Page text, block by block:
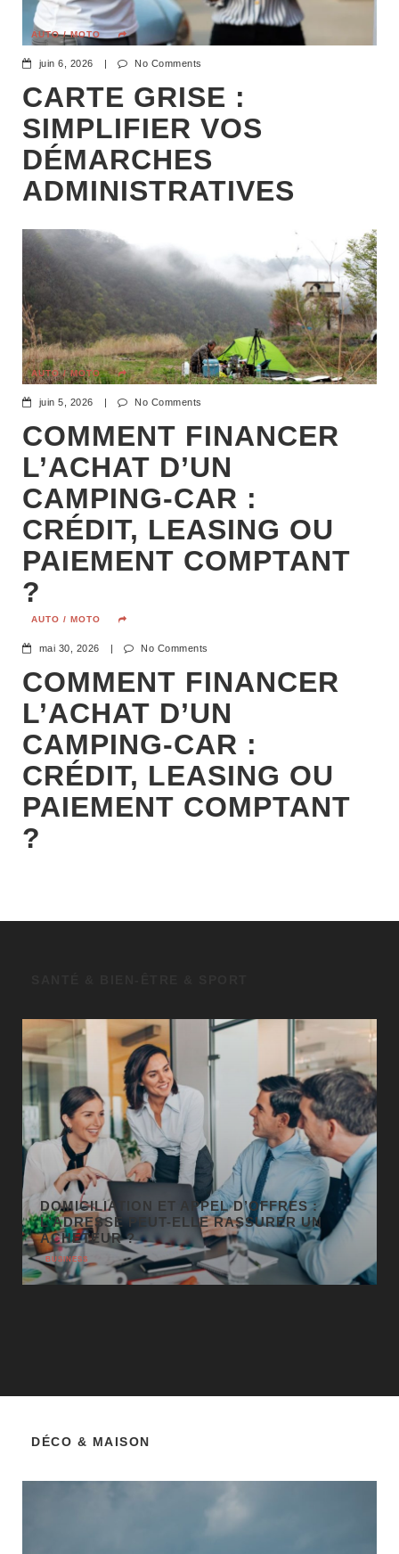
AUTO / MOTO
juin 6, 2026 | No Comments
CARTE GRISE :
SIMPLIFIER VOS
DÉMARCHES
ADMINISTRATIVES
AUTO / MOTO
juin 5, 2026 | No Comments
COMMENT FINANCER
L’ACHAT D’UN
CAMPING-CAR :
CRÉDIT, LEASING OU
PAIEMENT COMPTANT
?
AUTO / MOTO
mai 30, 2026 | No Comments
COMMENT FINANCER
L’ACHAT D’UN
CAMPING-CAR :
CRÉDIT, LEASING OU
PAIEMENT COMPTANT
?
GÉO SEO : UN LEVIER
INCONTOURNABLE POUR LA VISIBILITÉ
LOCALE
BUSINESS
DÉCO & MAISON